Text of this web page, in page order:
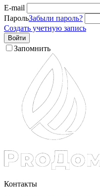
E-mail
ПарольЗабыли пароль?
Создать учетную запись
Войти
Запомнить
Контакты